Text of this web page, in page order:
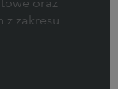
z zakresu